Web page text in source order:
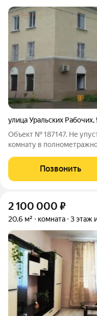
улица Уральских Рабочих,
Объект № 187147. Не
комнату в
кухня и раздельный
проживания для большой
Позвонить
2 100 000 ₽
20,6 м² комната 3 этаж